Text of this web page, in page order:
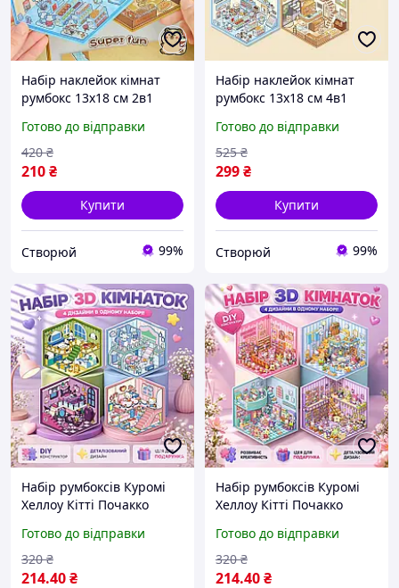
Набір наклейок кімнат
румбокс 13x18 см 2в1
Пекарня
Готово до відправки
210₴
420 ₴
Купити
Створюй 99%
Набір наклейок кімнат
румбокс 13x18 см 4в1
крамниця, пекарня,
рожева кімната) + пінцет
Готово до відправки
299₴
525 ₴
Купити
Створюй 99%
Набір румбоксів Куромі
Хеллоу Кітті Почакко
Kitty Pochacco Cinnamoroll
4 шт 3D кімнатки 01
Готово до відправки
214.40₴
320 ₴
Набір румбоксів Куромі
Хеллоу Кітті Почакко
Kitty Pochacco Cinnamoroll
4 шт 3D кімнатки 02
Готово до відправки
214.40₴
320 ₴